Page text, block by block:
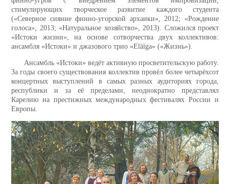
стимулирующих творческое развитие каждого студента
(«Северное сияние финно-угорской архаики», 2012; «Рождение
голоса», 2013; «Натуральное хозяйство», 2013). Сложился проект
«Истоки жизни», на основе сотворчества двух коллективов:
ансамбля «Истоки» и джазового трио «Eläiga» («Жизнь»).
Ансамбль «Истоки» ведёт активную просветительскую работу.
За годы своего существования коллектив провёл более четырёхсот
концертных выступлений в самых разных аудиториях города,
республики и за её пределами, неоднократно представлял
Карелию на престижных международных фестивалях России и
Европы.